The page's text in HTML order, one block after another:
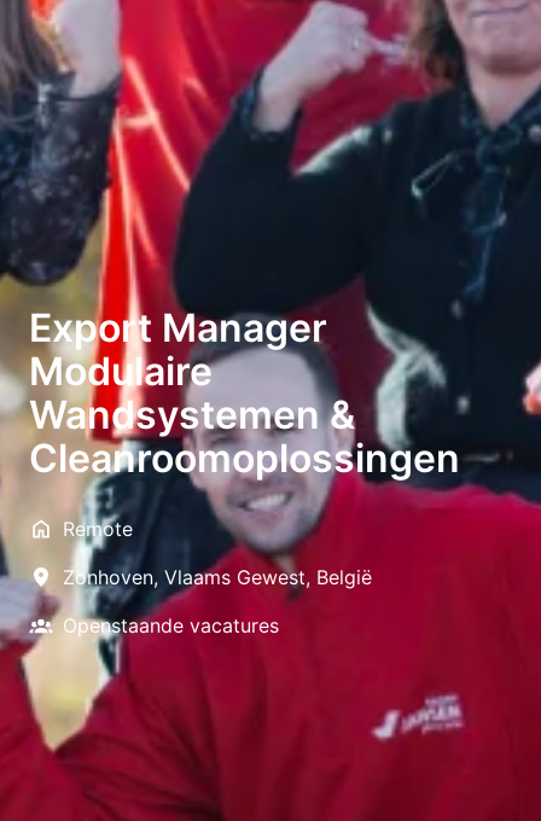
Export Manager
Modulaire
Wandsystemen &
Cleanroomoplossingen
Remote
Zonhoven, Vlaams Gewest, België
Openstaande vacatures